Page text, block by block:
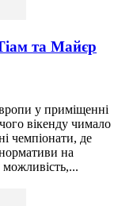
та Майєр
у приміщенні
вікенду чимало
чемпіонати, де
на